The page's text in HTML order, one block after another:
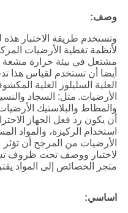
وصف:
وتستخدم طريقة الاختبار
لأنظمة تغطية الأرضيات
مشتعل في بيئة حرارة مشعة
أيضا أن تستخدم لقياس هذا
العلية السليلوز العلية
الأرضيات. مثل: السجاد
والمطاط والبلاستيك
أن يكون رد فعل الجهاز
استخدام الركيزة، والمواد
الأرضيات من المرجح أن تؤثر
لاختبار ووصف تحت ظروف
متجر الخصائص إلى المواد
اساسي: